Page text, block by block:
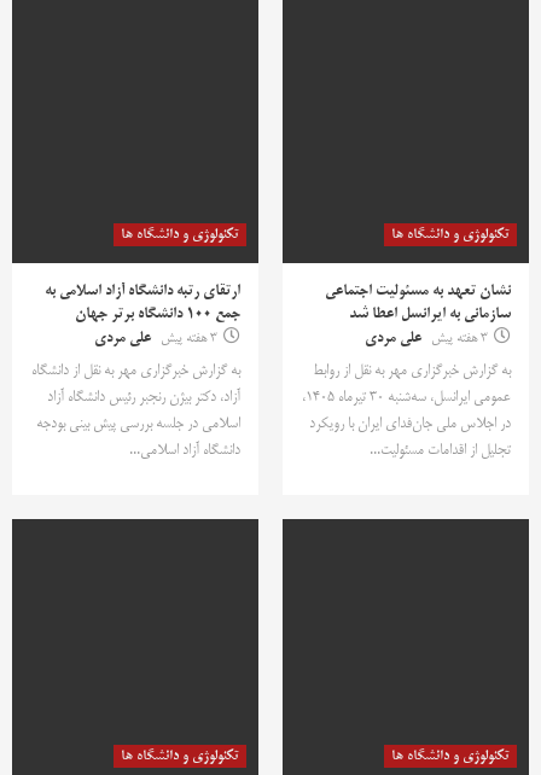
تکنولوژی و دانشگاه ها
نشان تعهد به مسئولیت اجتماعی
سازمانی به ایرانسل اعطا شد
3 هفته پیش
علی مردی
به گزارش خبرگزاری مهر به نقل از روابط
عمومی ایرانسل، سه‌شنبه ۳۰ تیرماه ۱۴۰۵،
در اجلاس ملی جان‌فدای ایران با رویکرد
تجلیل از اقدامات مسئولیت...
تکنولوژی و دانشگاه ها
ارتقای رتبه دانشگاه آزاد اسلامی به
جمع ۱۰۰ دانشگاه برتر جهان
3 هفته پیش
علی مردی
به گزارش خبرگزاری مهر به نقل از دانشگاه
آزاد، دکتر بیژن رنجبر رئیس دانشگاه آزاد
اسلامی در جلسه بررسی پیش بینی بودجه
دانشگاه آزاد اسلامی...
تکنولوژی و دانشگاه ها تکنولوژی و دانشگاه ها